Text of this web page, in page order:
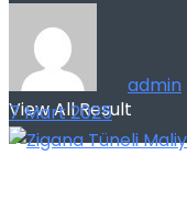
No Result
View All Result
admin
7 Mart 2025